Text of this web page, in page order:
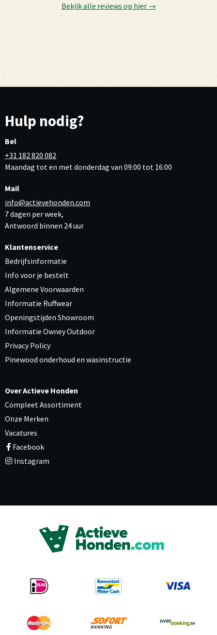
Bekijk alle reviews op hier →
Hulp nodig?
Bel
+31 182 820 082
Maandag tot en met donderdag van 09:00 tot 16:00
Mail
info@actievehonden.com
7 dagen per week,
Antwoord binnen 24 uur
Klantenservice
Bedrijfsinformatie
Info voor je bestelt
Algemene Voorwaarden
Informatie Ruffwear
Openingstijden Showroom
Informatie Owney Outdoor
Privacy Policy
Pinewood onderhoud en wasinstructie
Over Actieve Honden
Compleet Assortiment
Onze Merken
Vacatures
Facebook
Instagram